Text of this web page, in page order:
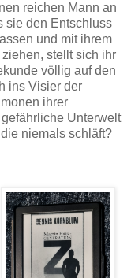
reichen Mann an
sie den Entschluss
und mit ihrem
stellt sich ihr
völlig auf den
ins Visier der
ihrer
Unterwelt
niemals schläft?